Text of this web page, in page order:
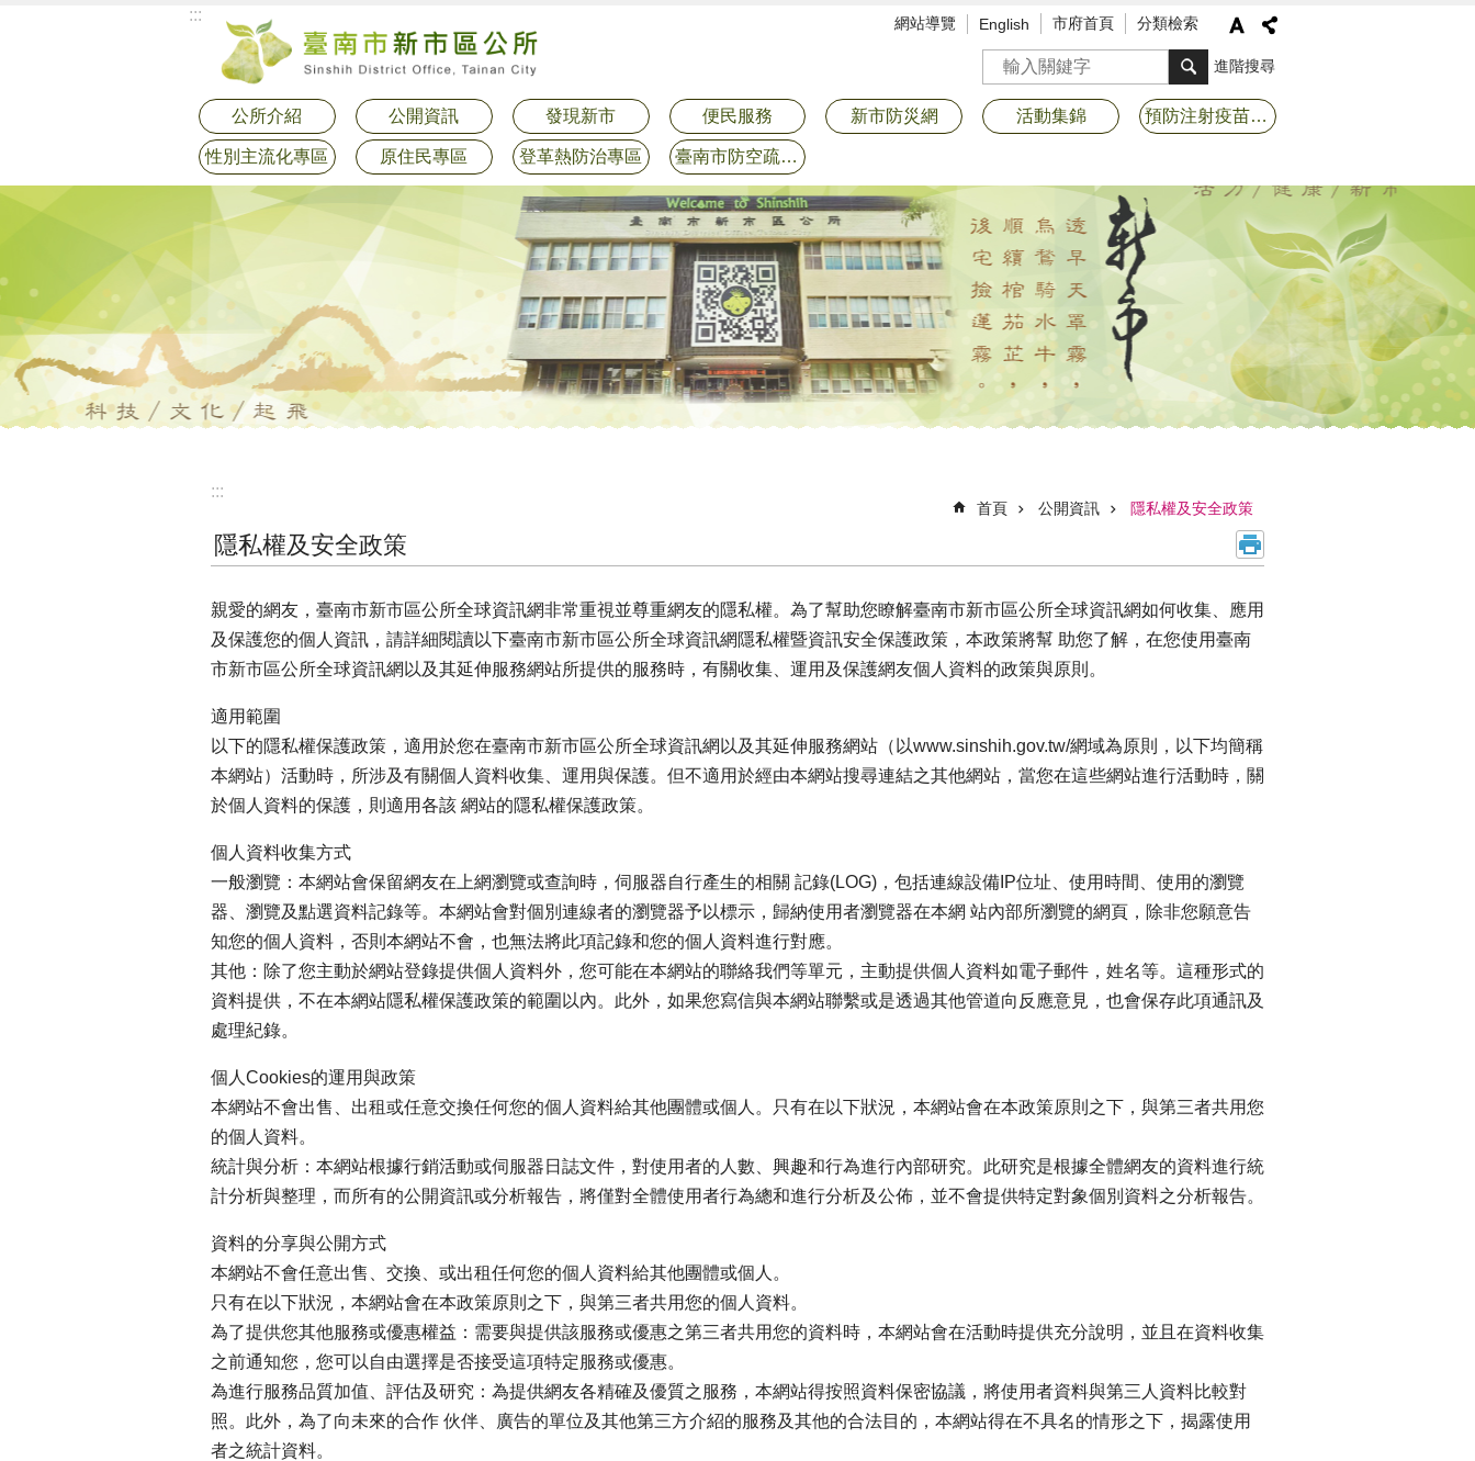
::: 網站導覽 English 市府首頁 分類檢索
搜尋 進階搜尋
公所介紹 公開資訊 發現新市 便民服務 新市防災網 活動集錦 預防注射疫苗接種專區
性別主流化專區 原住民專區 登革熱防治專區 臺南市防空疏散避難專區
:::
首頁 公開資訊 隱私權及安全政策
隱私權及安全政策
親愛的網友，臺南市新市區公所全球資訊網非常重視並尊重網友的隱私權。為了幫助您瞭解臺南市新市區公所全球資訊網如何收集、應用
及保護您的個人資訊，請詳細閱讀以下臺南市新市區公所全球資訊網隱私權暨資訊安全保護政策，本政策將幫 助您了解，在您使用臺南
市新市區公所全球資訊網以及其延伸服務網站所提供的服務時，有關收集、運用及保護網友個人資料的政策與原則。
適用範圍
以下的隱私權保護政策，適用於您在臺南市新市區公所全球資訊網以及其延伸服務網站（以www.sinshih.gov.tw/網域為原則，以下均簡稱
本網站）活動時，所涉及有關個人資料收集、運用與保護。但不適用於經由本網站搜尋連結之其他網站，當您在這些網站進行活動時，關
於個人資料的保護，則適用各該 網站的隱私權保護政策。
個人資料收集方式
一般瀏覽：本網站會保留網友在上網瀏覽或查詢時，伺服器自行產生的相關 記錄(LOG)，包括連線設備IP位址、使用時間、使用的瀏覽
器、瀏覽及點選資料記錄等。本網站會對個別連線者的瀏覽器予以標示，歸納使用者瀏覽器在本網 站內部所瀏覽的網頁，除非您願意告
知您的個人資料，否則本網站不會，也無法將此項記錄和您的個人資料進行對應。
其他：除了您主動於網站登錄提供個人資料外，您可能在本網站的聯絡我們等單元，主動提供個人資料如電子郵件，姓名等。這種形式的
資料提供，不在本網站隱私權保護政策的範圍以內。此外，如果您寫信與本網站聯繫或是透過其他管道向反應意見，也會保存此項通訊及
處理紀錄。
個人Cookies的運用與政策
本網站不會出售、出租或任意交換任何您的個人資料給其他團體或個人。只有在以下狀況，本網站會在本政策原則之下，與第三者共用您
的個人資料。
統計與分析：本網站根據行銷活動或伺服器日誌文件，對使用者的人數、興趣和行為進行內部研究。此研究是根據全體網友的資料進行統
計分析與整理，而所有的公開資訊或分析報告，將僅對全體使用者行為總和進行分析及公佈，並不會提供特定對象個別資料之分析報告。
資料的分享與公開方式
本網站不會任意出售、交換、或出租任何您的個人資料給其他團體或個人。
只有在以下狀況，本網站會在本政策原則之下，與第三者共用您的個人資料。
為了提供您其他服務或優惠權益：需要與提供該服務或優惠之第三者共用您的資料時，本網站會在活動時提供充分說明，並且在資料收集
之前通知您，您可以自由選擇是否接受這項特定服務或優惠。
為進行服務品質加值、評估及研究：為提供網友各精確及優質之服務，本網站得按照資料保密協議，將使用者資料與第三人資料比較對
照。此外，為了向未來的合作 伙伴、廣告的單位及其他第三方介紹的服務及其他的合法目的，本網站得在不具名的情形之下，揭露使用
者之統計資料。